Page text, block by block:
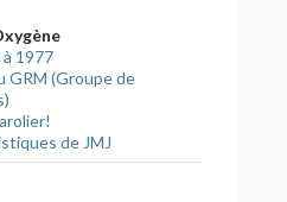
1977
GRM (Groupe de
de JMJ